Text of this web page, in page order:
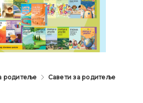
родитеље Савети за родитеље